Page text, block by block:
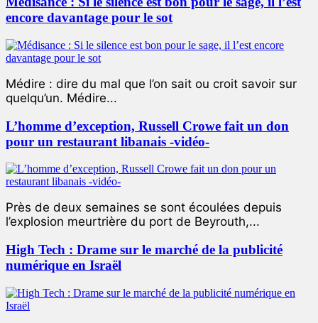
encore davantage pour le sot
Médire : dire du mal que l’on sait ou croit savoir sur
quelqu’un. Médire...
L’homme d’exception, Russell Crowe fait un don
pour un restaurant libanais -vidéo-
Près de deux semaines se sont écoulées depuis
l’explosion meurtrière du port de Beyrouth,...
High Tech : Drame sur le marché de la publicité
numérique en Israël